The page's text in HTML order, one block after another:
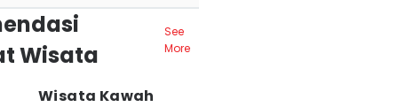
Wisata
See
More
Wisata Kawah